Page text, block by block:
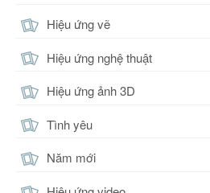
Hiệu ứng vẽ
Hiệu ứng nghệ thuật
Hiệu ứng ảnh 3D
Tình yêu
Năm mới